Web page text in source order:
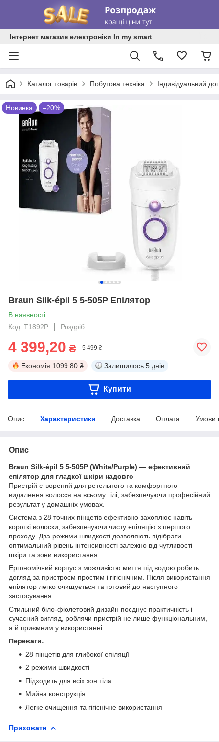
Інтернет магазин електроніки In my smart
Каталог товарів Побутова техніка Індивідуальний
Новинка –20%
Braun Silk-épil 5 5-505P Епілятор
В наявності
Код: T1892P
Роздріб
4 399,20 ₴ 5 499 ₴
Економія 1099.80 ₴ Залишилось 5 днів
Купити
Опис Характеристики Доставка Оплата Умови
Опис
Braun Silk-épil 5 5-505P (White/Purple) — ефективний
епілятор для гладкої шкіри надовго
Пристрій створений для ретельного та комфортного
видалення волосся на всьому тілі, забезпечуючи професійний
результат у домашніх умовах.
Система з 28 точних пінцетів ефективно захоплює навіть
короткі волоски, забезпечуючи чисту епіляцію з першого
проходу. Два режими швидкості дозволяють підібрати
оптимальний рівень інтенсивності залежно від чутливості
шкіри та зони використання.
Ергономічний корпус з можливістю миття під водою робить
догляд за пристроєм простим і гігієнічним. Після використання
епілятор легко очищується та готовий до наступного
застосування.
Стильний біло-фіолетовий дизайн поєднує практичність і
сучасний вигляд, роблячи пристрій не лише функціональним,
а й приємним у використанні.
Переваги:
28 пінцетів для глибокої епіляції
2 режими швидкості
Підходить для всіх зон тіла
Мийна конструкція
Легке очищення та гігієнічне використання
Приховати